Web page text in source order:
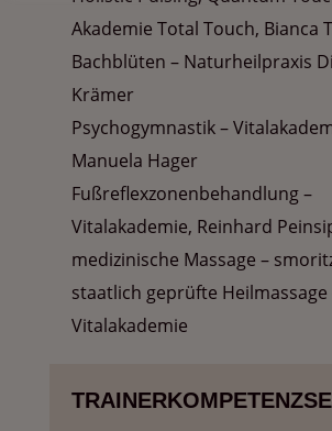
Akademie Total Touch, Bianca
Bachblüten – Naturheilpraxis
Krämer
Psychogymnastik –
Manuela Hager
Fußreflexzonenbehandlung –
Vitalakademie, Reinhard
medizinische Massage –
staatlich geprüfte Heilmassage
Vitalakademie